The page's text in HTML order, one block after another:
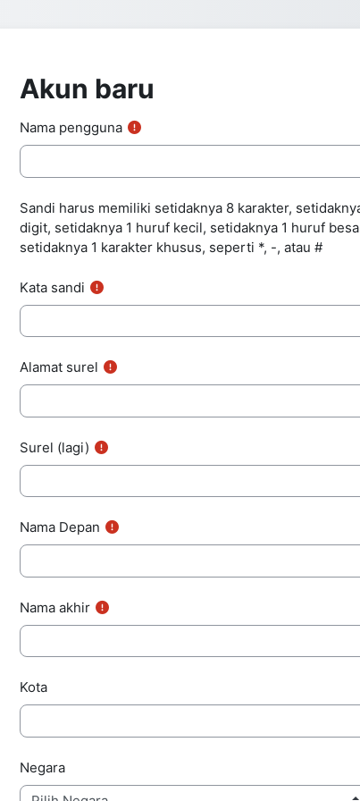
Akun baru
Nama pengguna
Sandi harus memiliki setidaknya 8 karakter,
digit, setidaknya 1 huruf kecil, setidaknya 1 huruf
setidaknya 1 karakter khusus, seperti *, -, atau #
Kata sandi
Alamat surel
Surel (lagi)
Nama Depan
Nama akhir
Kota
Negara